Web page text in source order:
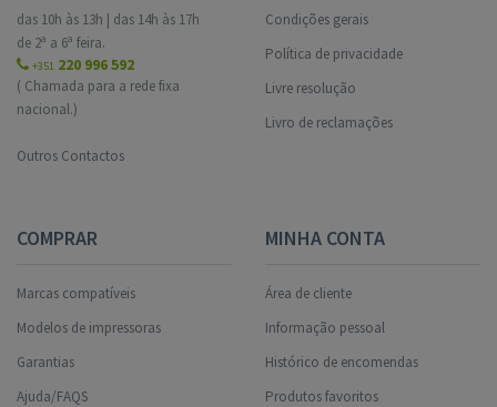
das 10h às 13h | das 14h às 17h
de 2ª a 6ª feira.
+351 220 996 592
( Chamada para a rede fixa
nacional.)
Outros Contactos
Condições gerais
Política de privacidade
Livre resolução
Livro de reclamações
COMPRAR
Marcas compatíveis
Modelos de impressoras
Garantias
Ajuda/FAQS
MINHA CONTA
Área de cliente
Informação pessoal
Histórico de encomendas
Produtos favoritos